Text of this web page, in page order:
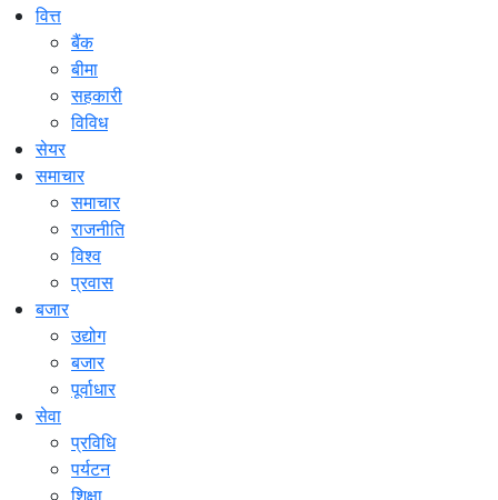
वित्त
बैंक
बीमा
सहकारी
विविध
सेयर
समाचार
समाचार
राजनीति
विश्व
प्रवास
बजार
उद्योग
बजार
पूर्वाधार
सेवा
प्रविधि
पर्यटन